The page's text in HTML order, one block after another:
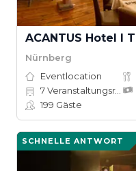
ACANTUS Hotel I
Nürnberg
Eventlocation
7Veranstaltungsräume
199 Gäste
SCHNELLE ANTWORT